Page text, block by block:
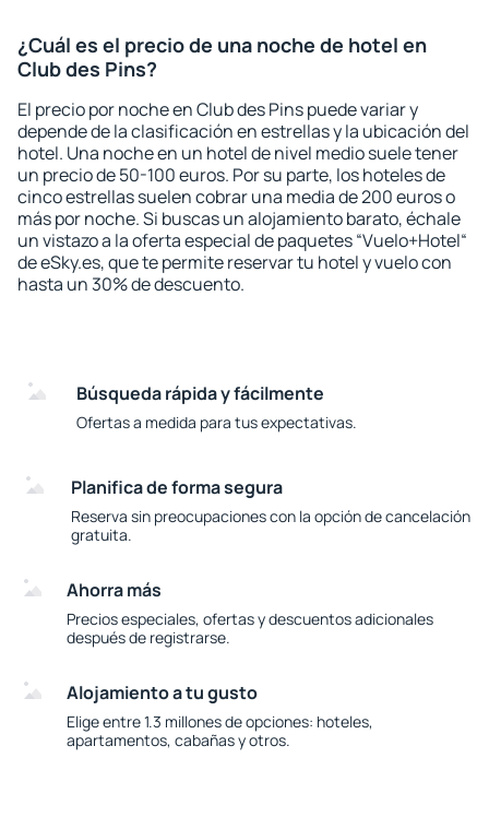
¿Cuál es el precio de una noche de hotel en
Club des Pins?
El precio por noche en Club des Pins puede variar y
depende de la clasificación en estrellas y la ubicación del
hotel. Una noche en un hotel de nivel medio suele tener
un precio de 50-100 euros. Por su parte, los hoteles de
cinco estrellas suelen cobrar una media de 200 euros o
más por noche. Si buscas un alojamiento barato, échale
un vistazo a la oferta especial de paquetes “Vuelo+Hotel“
de eSky.es, que te permite reservar tu hotel y vuelo con
hasta un 30% de descuento.
Búsqueda rápida y fácilmente
Ofertas a medida para tus expectativas.
Planifica de forma segura
Reserva sin preocupaciones con la opción de cancelación
gratuita.
Ahorra más
Precios especiales, ofertas y descuentos adicionales
después de registrarse.
Alojamiento a tu gusto
Elige entre 1.3 millones de opciones: hoteles,
apartamentos, cabañas y otros.